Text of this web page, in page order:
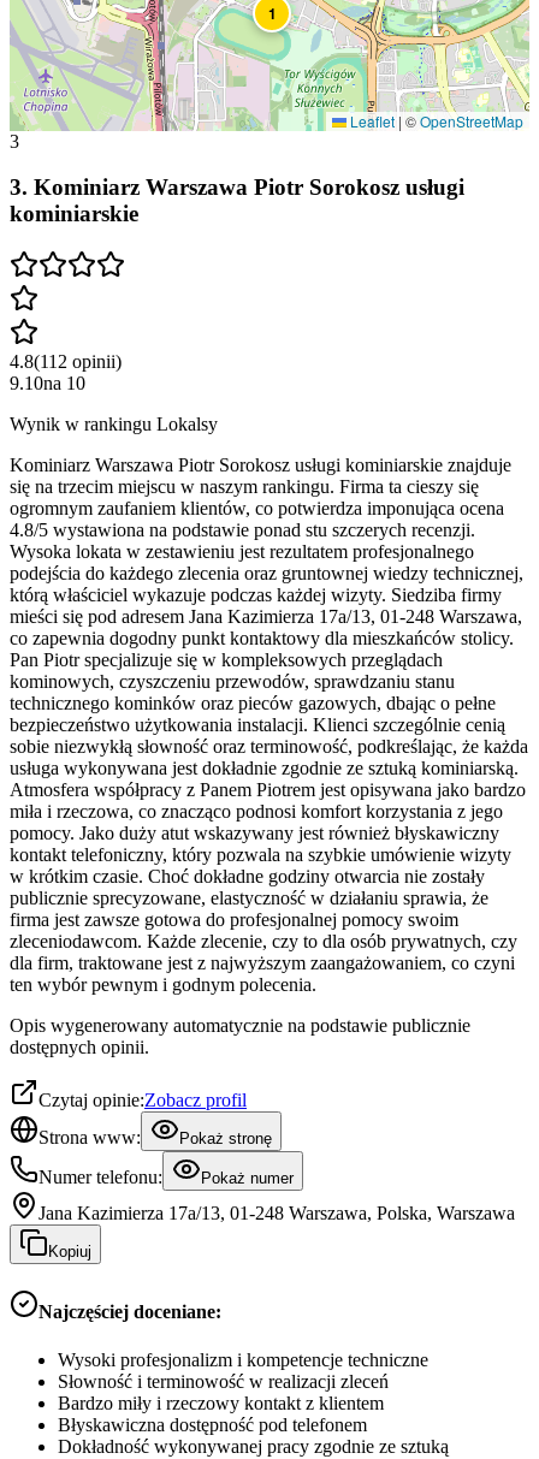
1
Leaflet | ©OpenStreetMap
3
3. Kominiarz Warszawa Piotr Sorokosz usługi
kominiarskie
4.8(112 opinii)
9.10na 10
Wynik w rankingu Lokalsy
Kominiarz Warszawa Piotr Sorokosz usługi kominiarskie znajduje
się na trzecim miejscu w naszym rankingu. Firma ta cieszy się
ogromnym zaufaniem klientów, co potwierdza imponująca ocena
4.8/5 wystawiona na podstawie ponad stu szczerych recenzji.
Wysoka lokata w zestawieniu jest rezultatem profesjonalnego
podejścia do każdego zlecenia oraz gruntownej wiedzy technicznej,
którą właściciel wykazuje podczas każdej wizyty. Siedziba firmy
mieści się pod adresem Jana Kazimierza 17a/13, 01-248 Warszawa,
co zapewnia dogodny punkt kontaktowy dla mieszkańców stolicy.
Pan Piotr specjalizuje się w kompleksowych przeglądach
kominowych, czyszczeniu przewodów, sprawdzaniu stanu
technicznego kominków oraz pieców gazowych, dbając o pełne
bezpieczeństwo użytkowania instalacji. Klienci szczególnie cenią
sobie niezwykłą słowność oraz terminowość, podkreślając, że każda
usługa wykonywana jest dokładnie zgodnie ze sztuką kominiarską.
Atmosfera współpracy z Panem Piotrem jest opisywana jako bardzo
miła i rzeczowa, co znacząco podnosi komfort korzystania z jego
pomocy. Jako duży atut wskazywany jest również błyskawiczny
kontakt telefoniczny, który pozwala na szybkie umówienie wizyty
w krótkim czasie. Choć dokładne godziny otwarcia nie zostały
publicznie sprecyzowane, elastyczność w działaniu sprawia, że
firma jest zawsze gotowa do profesjonalnej pomocy swoim
zleceniodawcom. Każde zlecenie, czy to dla osób prywatnych, czy
dla firm, traktowane jest z najwyższym zaangażowaniem, co czyni
ten wybór pewnym i godnym polecenia.
Opis wygenerowany automatycznie na podstawie publicznie
dostępnych opinii.
Czytaj opinie:Zobacz profil
Strona www:
Pokaż stronę
Numer telefonu: Pokaż numer
Jana Kazimierza 17a/13, 01-248 Warszawa, Polska, Warszawa
Kopiuj
Najczęściej doceniane:
Wysoki profesjonalizm i kompetencje techniczne
Słowność i terminowość w realizacji zleceń
Bardzo miły i rzeczowy kontakt z klientem
Błyskawiczna dostępność pod telefonem
Dokładność wykonywanej pracy zgodnie ze sztuką